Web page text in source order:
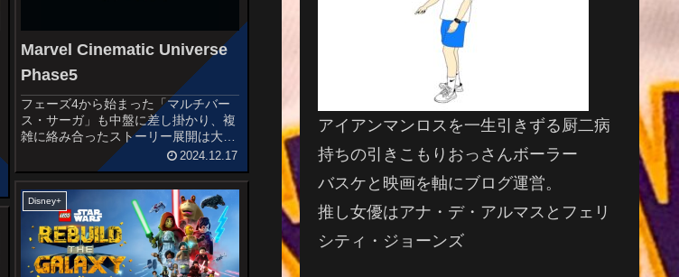
Marvel Cinematic Universe
Phase5
フェーズ4から始まった「マルチバー
ス・サーガ」も中盤に差し掛かり、複
雑に絡み合ったストーリー展開は大き
な岐路に！！MCUファンとDisney＋
会員以外を完全に置いてけぼりにしな
がらも突き進んでいますw以下、フェ
ーズ5の感想記事一覧です。『ア...
2024.12.17
Disney+
アイアンマンロスを一生引きずる厨二病
持ちの引きこもりおっさんボーラー
バスケと映画を軸にブログ運営。
推し女優はアナ・デ・アルマスとフェリ
シティ・ジョーンズ